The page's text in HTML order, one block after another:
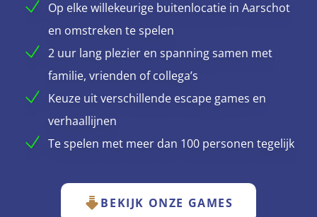
Op elke willekeurige buitenlocatie in Aarschot
en omstreken te spelen
2 uur lang plezier en spanning samen met
familie, vrienden of collega’s
Keuze uit verschillende escape games en
verhaallijnen
Te spelen met meer dan 100 personen tegelijk
BEKIJK ONZE GAMES